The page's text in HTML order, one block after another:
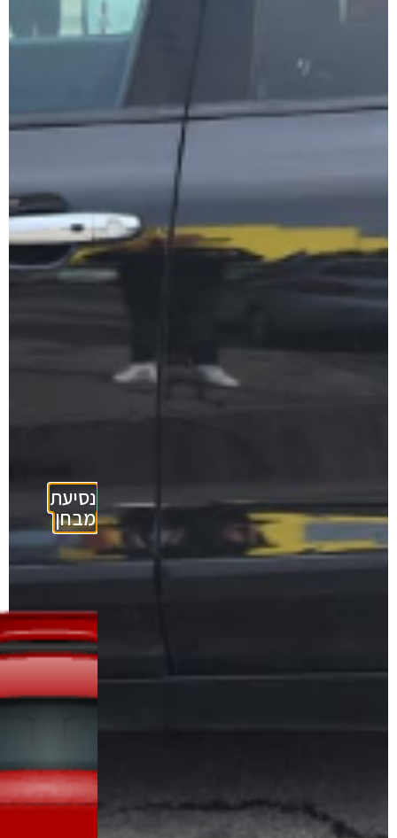
נסיעת
מבחן